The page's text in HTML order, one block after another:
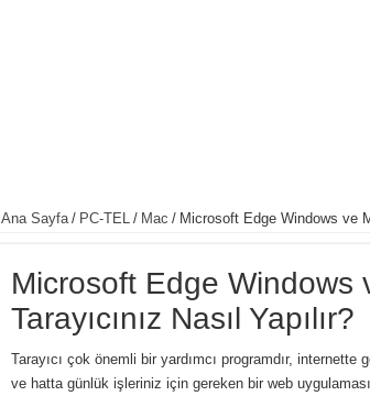
Ana Sayfa / PC-TEL / Mac / Microsoft Edge Windows ve
Microsoft Edge Windows
Tarayıcınız Nasıl Yapılır?
Tarayıcı çok önemli bir yardımcı programdır,
ve hatta günlük işleriniz için gereken bir web